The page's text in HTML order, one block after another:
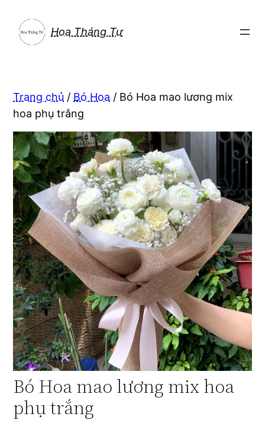
phần
Hoa Tháng Tư
Trang chủ / Bó Hoa / Bó Hoa mao lương mix
hoa phụ trắng
Bó Hoa mao lương mix hoa
phụ trắng